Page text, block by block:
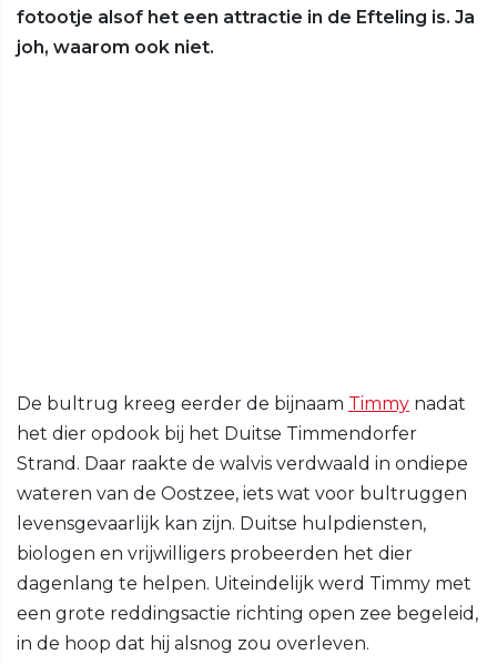
fotootje alsof het een attractie in de Efteling is. Ja
joh, waarom ook niet.
De bultrug kreeg eerder de bijnaam Timmy nadat
het dier opdook bij het Duitse Timmendorfer
Strand. Daar raakte de walvis verdwaald in ondiepe
wateren van de Oostzee, iets wat voor bultruggen
levensgevaarlijk kan zijn. Duitse hulpdiensten,
biologen en vrijwilligers probeerden het dier
dagenlang te helpen. Uiteindelijk werd Timmy met
een grote reddingsactie richting open zee begeleid,
in de hoop dat hij alsnog zou overleven.